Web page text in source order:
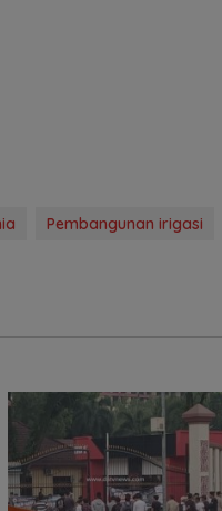
Pembangunan irigasi